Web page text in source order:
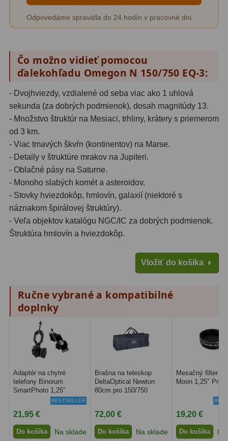
Digitální8
Vreckové10
Meteostanice 52
Domáci21
Pokročilé 5
Profesionálne 9
Čidlá2
Teplomery a vlhkomery15
Foto stativy 10
Lupy69
Darčekové poukazy
Odpovedáme spravidla do 24 hodín v pracovné dni.
Čo možno vidieť pomocou
ďalekohľadu Omegon N 150/750 EQ-3:
- Dvojhviezdy, vzdialené od seba viac ako 1 uhlová
sekunda (za dobrých podmienok), dosah magnitúdy 13.
- Množstvo štruktúr na Mesiaci, trhliny, krátery s priemerom
od 3 km.
- Viac tmavých škvŕn (kontinentov) na Marse.
- Detaily v štruktúre mrakov na Jupiteri.
- Oblačné pásy na Saturne.
- Monoho slabých komét a asteroidov.
- Stovky hviezdokôp, hmlovín, galaxií (niektoré s
náznakom špirálovej štruktúry).
- Veľa objektov katalógu NGC/IC za dobrých podmienok.
Štruktúra hmlovín a hviezdokôp.
Vložiť do košíka
Ručne vybrané a kompatibilné
doplnky
Adaptér na chytré
telefony Binorum
SmartPhoto 1,25″
BESTSELLER
21,95 €
Do košíka Na sklade
Brašna na teleskop
DeltaOptical Newton
80cm pro 150/750
72,00 €
Do košíka Na sklade
Mesačný filter
Moon 1,25″
19,20 €
Do košíka